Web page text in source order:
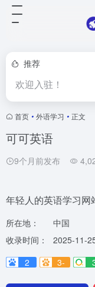
推荐
欢迎入驻！
首页 • 外语学习 • 正文
可可英语
9个月前发布
年轻人的英语学习网
所在地：
中国
收录时间：
2025-11-
2
3-